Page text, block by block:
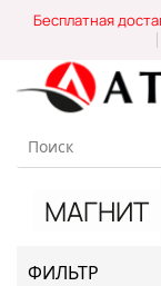
Content
Бесплатная
МАГНИТ
ФИЛЬТР